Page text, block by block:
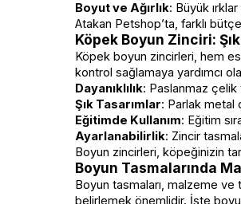
Boyut ve Ağırlık: Büyük
Atakan Petshop’ta, farklı
Köpek Boyun Zinciri:
Köpek boyun zincirleri, hem
kontrol sağlamaya yardımcı
Dayanıklılık: Paslanmaz
Şık Tasarımlar: Parlak metal
Eğitimde Kullanım: Eğitim
Ayarlanabilirlik: Zincir
Boyun zincirleri, köpeğinizin
Boyun Tasmalarında
Boyun tasmaları, malzeme ve
belirlemek önemlidir. İşte